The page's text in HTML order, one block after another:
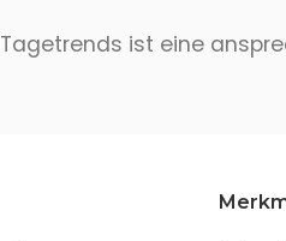
Tagetrends ist eine